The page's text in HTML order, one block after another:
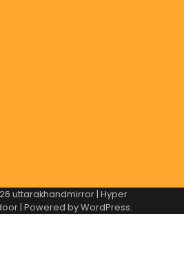
uttarakhandmirror| Hyper
| Powered byWordPress.